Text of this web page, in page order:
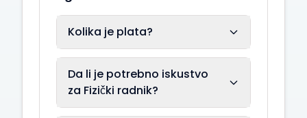
Kolika je plata?
Da li je potrebno iskustvo
za Fizički radnik?